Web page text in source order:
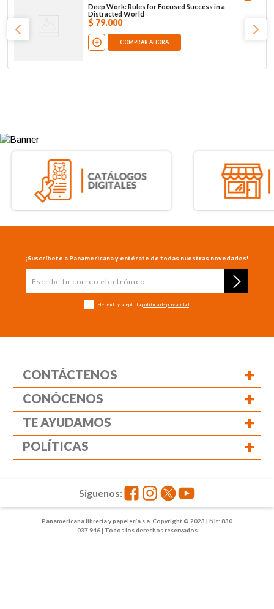
Deep Work: Rules for Focused Success in a
Distracted World
$ 79.000
COMPRAR AHORA
¡Suscríbete a Panamericana y entérate de todas nuestras novedades!
He leído y acepto la política de privacidad
CONTÁCTENOS +
CONÓCENOS +
TE AYUDAMOS +
POLÍTICAS +
Panamericana librería y papelería s.a. Copyright © 2023 | Nit: 830
037 946 | Todos los derechos reservados
Siguenos: